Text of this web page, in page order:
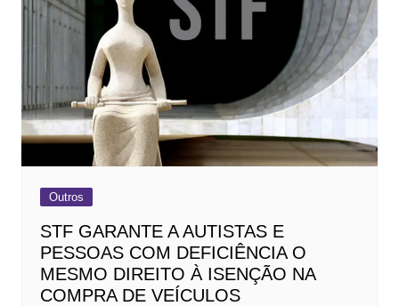
Outros
STF GARANTE A AUTISTAS E
PESSOAS COM DEFICIÊNCIA O
MESMO DIREITO À ISENÇÃO NA
COMPRA DE VEÍCULOS